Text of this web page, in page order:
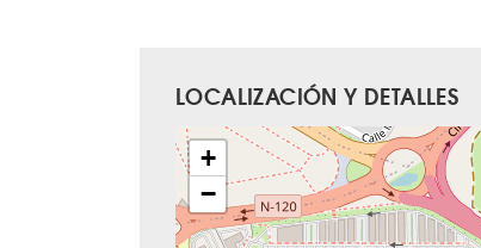
LOCALIZACIÓN Y DETALLES
+
−